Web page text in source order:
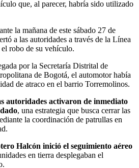
que, al parecer, habría sido utilizado
la mañana de este sábado 27 de
a las autoridades a través de la Línea
robo de su vehículo.
por la Secretaría Distrital de
de Bogotá, el automotor había
de atraco en el barrio Torremolinos.
autoridades activaron de inmediato
, una estrategia que busca cerrar las
la coordinación de patrullas en
Halcón inició el seguimiento aéreo
en tierra desplegaban el